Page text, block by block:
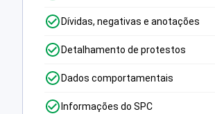
Dívidas, negativas e anotações
Detalhamento de protestos
Dados comportamentais
Informações do SPC